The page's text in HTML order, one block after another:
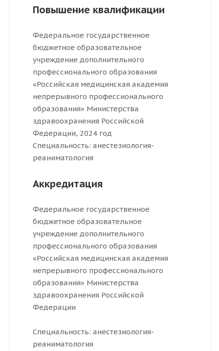
Повышение квалификации
Федеральное государственное
бюджетное образовательное
учреждение дополнительного
профессионального образования
«Российская медицинская академия
непрерывного профессионального
образования» Министерства
здравоохранения Российской
Федерации, 2024 год
Специальность: анестезиология-
реаниматология
Аккредитация
Федеральное государственное
бюджетное образовательное
учреждение дополнительного
профессионального образования
«Российская медицинская академия
непрерывного профессионального
образования» Министерства
здравоохранения Российской
Федерации
Специальность: анестезиология-
реаниматология